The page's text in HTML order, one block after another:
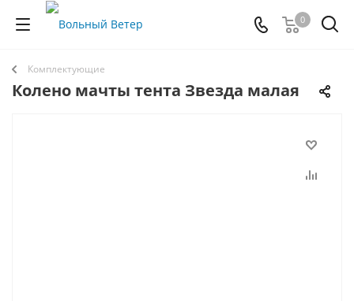
0
Комплектующие
Колено мачты тента Звезда малая